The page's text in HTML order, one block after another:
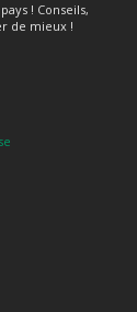
! Conseils,
de mieux !